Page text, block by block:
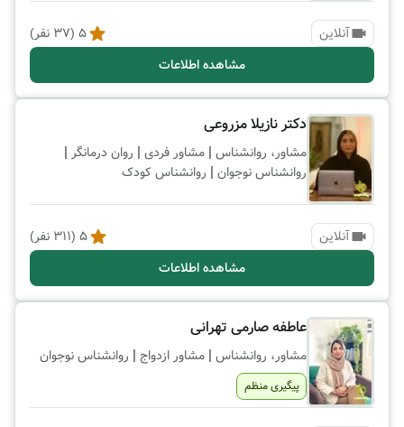
آنلاین 5
(
37 نفر)
مشاهده اطلاعات
دکتر نازیلا مزروعی
مشاور، روانشناس | مشاور فردی | روان درمانگر |
روانشناس نوجوان | روانشناس کودک
آنلاین 5
(
311 نفر)
مشاهده اطلاعات
عاطفه صارمی تهرانی
مشاور، روانشناس | مشاور ازدواج | روانشناس نوجوان
پیگیری منظم